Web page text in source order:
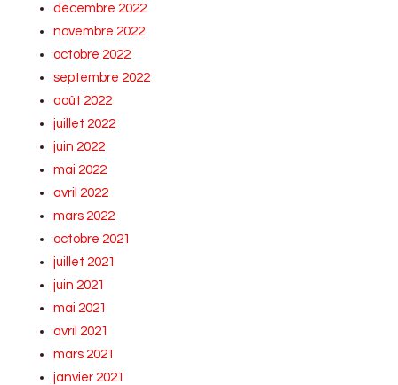
décembre 2022
novembre 2022
octobre 2022
septembre 2022
août 2022
juillet 2022
juin 2022
mai 2022
avril 2022
mars 2022
octobre 2021
juillet 2021
juin 2021
mai 2021
avril 2021
mars 2021
janvier 2021